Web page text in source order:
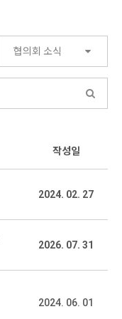
협의회 소식
작성일
2024. 02. 27
2026. 07. 31
2024. 06. 01